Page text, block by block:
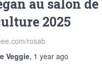
au salon de
2025
rosab
Veggie, 1 year ago